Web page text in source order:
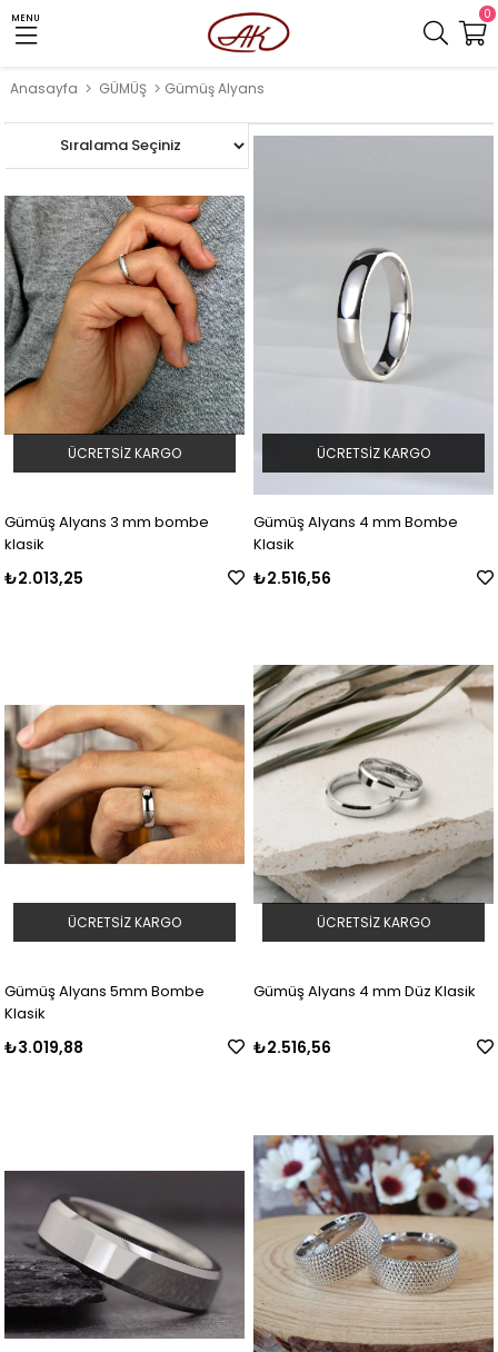
MENU 0
Anasayfa GÜMÜŞ Gümüş Alyans
Gümüş Alyans 3 mm bombe
klasik
₺2.013,25
ÜCRETSIZ KARGO
Gümüş Alyans 4 mm Bombe
Klasik
₺2.516,56
ÜCRETSIZ KARGO
Gümüş Alyans 5mm Bombe
Klasik
₺3.019,88
ÜCRETSIZ KARGO
Gümüş Alyans 4 mm Düz Klasik
₺2.516,56
ÜCRETSIZ KARGO